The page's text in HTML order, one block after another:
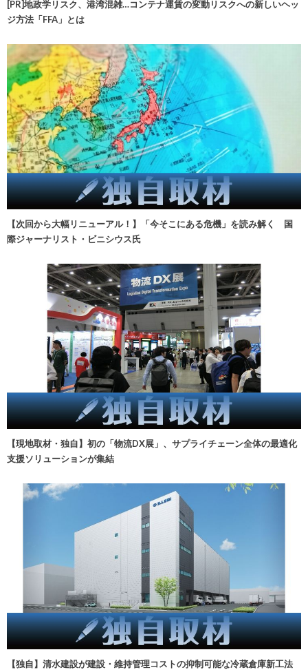
[PR]地政学リスク、港湾混雑…コンテナ運賃の変動リスクへの新しいヘッ
ジ方法「FFA」とは
【次回から大幅リニューアル！】「今そこにある危機」を読み解く 国
際ジャーナリスト・ビニシウス氏
【現地取材・独自】初の「物流DX展」、サプライチェーン全体の最適化
支援ソリューションが集結
【独自】清水建設が建設・維持管理コストの抑制可能な冷蔵倉庫新工法